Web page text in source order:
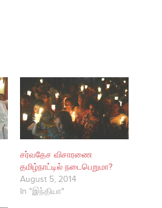
சர்வதேச விசாரணை
தமிழ்நாட்டில் நடைபெறுமா?
August 5, 2014
In "இந்தியா"